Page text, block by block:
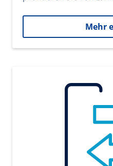
Mehr